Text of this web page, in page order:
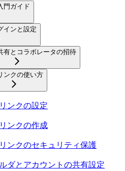
門ガイド
インと設定
有とコラボレータの招待
ンクの使い方
ンクの設定
ンクの作成
ンクのセキュリティ保護
ダとアカウントの共有設定